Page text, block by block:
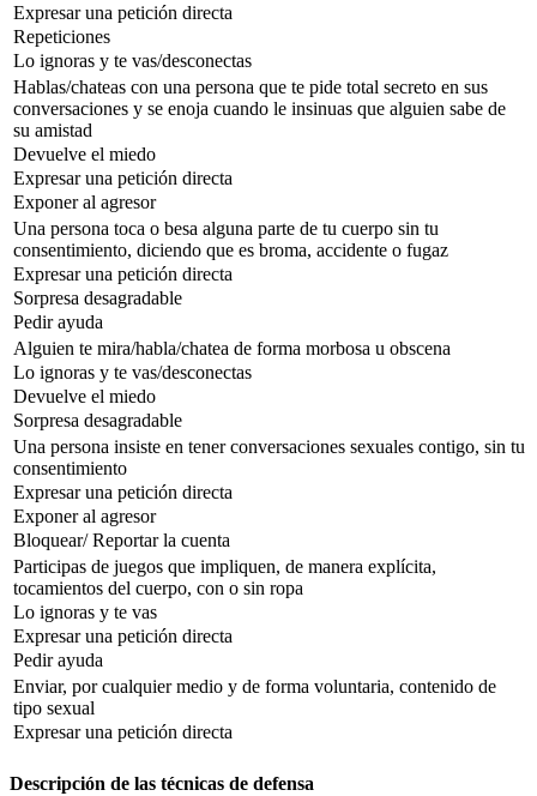
Expresar una petición directa
Repeticiones
Lo ignoras y te vas/desconectas
Hablas/chateas con una persona que te pide total secreto en sus
conversaciones y se enoja cuando le insinuas que alguien sabe de
su amistad
Devuelve el miedo
Expresar una petición directa
Exponer al agresor
Una persona toca o besa alguna parte de tu cuerpo sin tu
consentimiento, diciendo que es broma, accidente o fugaz
Expresar una petición directa
Sorpresa desagradable
Pedir ayuda
Alguien te mira/habla/chatea de forma morbosa u obscena
Lo ignoras y te vas/desconectas
Devuelve el miedo
Sorpresa desagradable
Una persona insiste en tener conversaciones sexuales contigo, sin tu
consentimiento
Expresar una petición directa
Exponer al agresor
Bloquear/ Reportar la cuenta
Participas de juegos que impliquen, de manera explícita,
tocamientos del cuerpo, con o sin ropa
Lo ignoras y te vas
Expresar una petición directa
Pedir ayuda
Enviar, por cualquier medio y de forma voluntaria, contenido de
tipo sexual
Expresar una petición directa
Descripción de las técnicas de defensa